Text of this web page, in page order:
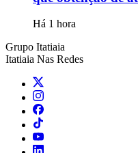
Há 1 hora
Grupo Itatiaia
Itatiaia Nas Redes